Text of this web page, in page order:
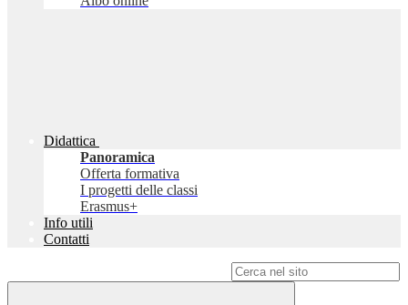
Didattica
Panoramica
Offerta formativa
I progetti delle classi
Erasmus+
Info utili
Contatti